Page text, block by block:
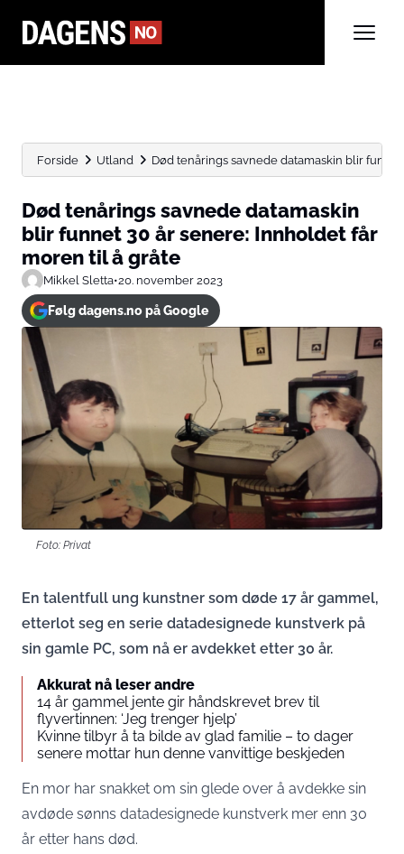
Forside Utland Død tenårings savnede datamaskin blir funnet
Død tenårings savnede datamaskin
blir funnet 30 år senere: Innholdet får
moren til å gråte
Mikkel Sletta•20. november 2023
Følg dagens.no på Google
Foto: Privat
En talentfull ung kunstner som døde 17 år gammel,
etterlot seg en serie datadesignede kunstverk på
sin gamle PC, som nå er avdekket etter 30 år.
Akkurat nå leser andre
14 år gammel jente gir håndskrevet brev til
flyvertinnen: ‘Jeg trenger hjelp’
Kvinne tilbyr å ta bilde av glad familie – to dager
senere mottar hun denne vanvittige beskjeden
En mor har snakket om sin glede over å avdekke sin
avdøde sønns datadesignede kunstverk mer enn 30
år etter hans død.